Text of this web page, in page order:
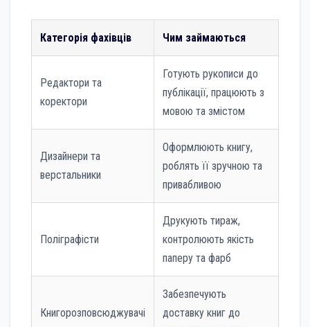
Категорія фахівців Чим займаються
Редактори та
коректори
Готують рукописи до
публікації, працюють з
мовою та змістом
Дизайнери та
верстальники
Оформлюють книгу,
роблять її зручною та
привабливою
Поліграфісти
Друкують тираж,
контролюють якість
паперу та фарб
Книгорозповсюджувачі
Забезпечують
доставку книг до